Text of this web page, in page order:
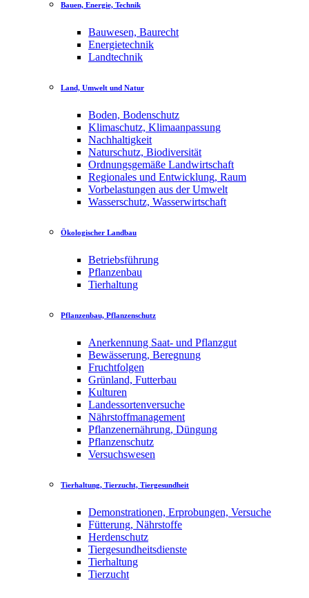
Bauen, Energie, Technik
Bauwesen, Baurecht
Energietechnik
Landtechnik
Land, Umwelt und Natur
Boden, Bodenschutz
Klimaschutz, Klimaanpassung
Nachhaltigkeit
Naturschutz, Biodiversität
Ordnungsgemäße Landwirtschaft
Regionales und Entwicklung, Raum
Vorbelastungen aus der Umwelt
Wasserschutz, Wasserwirtschaft
Ökologischer Landbau
Betriebsführung
Pflanzenbau
Tierhaltung
Pflanzenbau, Pflanzenschutz
Anerkennung Saat- und Pflanzgut
Bewässerung, Beregnung
Fruchtfolgen
Grünland, Futterbau
Kulturen
Landessortenversuche
Nährstoffmanagement
Pflanzenernährung, Düngung
Pflanzenschutz
Versuchswesen
Tierhaltung, Tierzucht, Tiergesundheit
Demonstrationen, Erprobungen, Versuche
Fütterung, Nährstoffe
Herdenschutz
Tiergesundheitsdienste
Tierhaltung
Tierzucht